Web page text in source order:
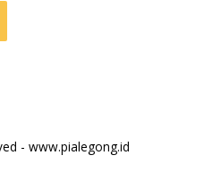
- www.pialegong.id